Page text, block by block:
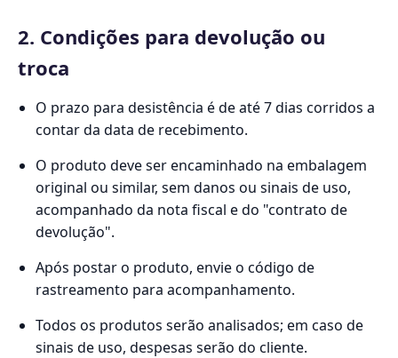
2. Condições para devolução ou
troca
O prazo para desistência é de até 7 dias corridos a
contar da data de recebimento.
O produto deve ser encaminhado na embalagem
original ou similar, sem danos ou sinais de uso,
acompanhado da nota fiscal e do "contrato de
devolução".
Após postar o produto, envie o código de
rastreamento para acompanhamento.
Todos os produtos serão analisados; em caso de
sinais de uso, despesas serão do cliente.